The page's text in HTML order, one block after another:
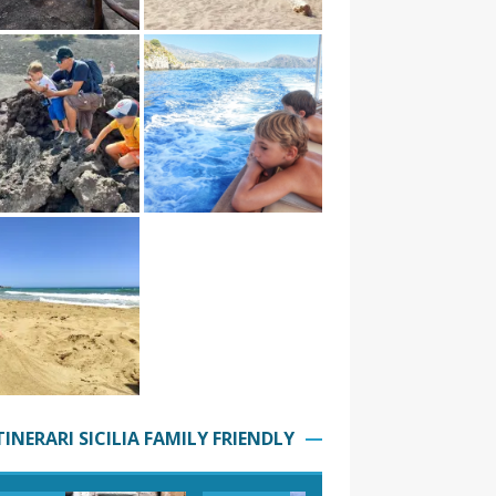
SICILIA FAMILY FRIENDLY